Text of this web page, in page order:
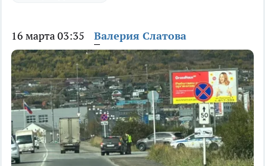
16 марта 03:35 Валерия Слатова